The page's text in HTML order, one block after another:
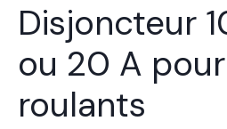
Disjoncteur
ou 20 A
roulants